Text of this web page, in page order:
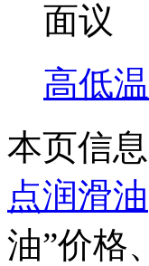
面议
高低
本页信
点润滑油
油”价格